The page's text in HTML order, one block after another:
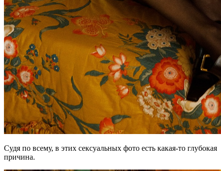
Судя по всему, в этих сексуальных фото есть какая-то глубокая
причина.